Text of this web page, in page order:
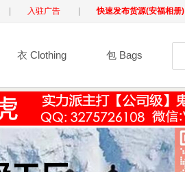
快速发布货源(安福相册)
入驻广告
衣 Clothing 包 Bags